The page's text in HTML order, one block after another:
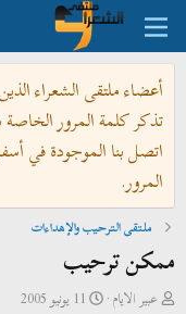
أعضاء ملتقى الشعراء
تذكر كلمة المرور
اتصل بنا الموجودة في
المرور.
ملتقى الترحيب والإهداءات
ممكن ترحيب
بعبير الايام
ت11 يونيو 2005